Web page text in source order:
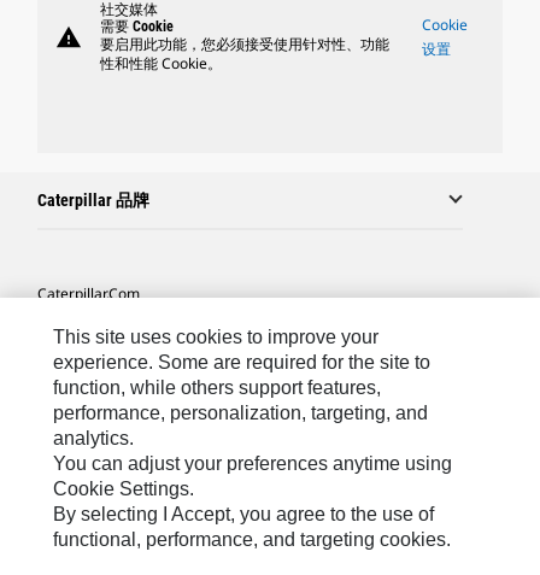
warning
社交媒体
需要 Cookie
要启用此功能，您必须接受使用针对性、功能
性和性能 Cookie。
Cookie
设置
Caterpillar 品牌
Caterpillar.com
联系 Caterpillar
站点地图
Cookie Settings
法律
隐私
This site uses cookies to improve your
experience. Some are required for the site to
function, while others support features,
performance, personalization, targeting, and
analytics.
You can adjust your preferences anytime using
Cookie Settings.
By selecting I Accept, you agree to the use of
functional, performance, and targeting cookies.